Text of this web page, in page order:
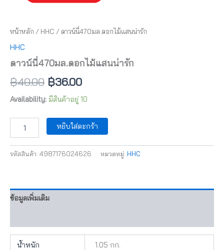
หน้าหลัก / HHC / ดาวน์นี่470มล.ดอกไม้แสนน่ารัก
HHC
ดาวน์นี่470มล.ดอกไม้แสนน่ารัก
฿40.00 ฿36.00
Availability: มีสินค้าอยู่ 10
หยิบใส่ตะกร้า
รหัสสินค้า: 4987176024626 หมวดหมู่: HHC
ข้อมูลเพิ่มเติม
น้ำหนัก 1.05 กก.